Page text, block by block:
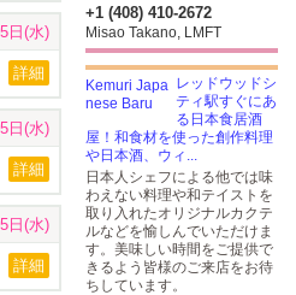
日(水)
詳細
日(水)
詳細
日(水)
詳細
+1 (408) 410-2672
Misao Takano, LMFT
レッドウッドシ
ティ駅すぐにあ
る日本食居酒
屋！和食材を使った創作料理
や日本酒、ウィ...
日本人シェフによる他では味
わえない料理や和テイストを
取り入れたオリジナルカクテ
ルなどを愉しんでいただけま
す。美味しい時間をご提供で
きるよう皆様のご来店をお待
ちしています。